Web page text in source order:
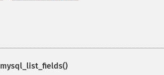
mysql_list_fields()